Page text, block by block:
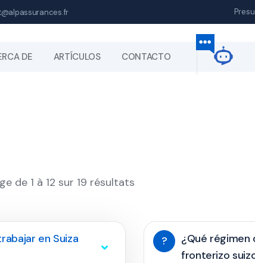
DE ARTÍCULOS CONTACTO
de 1 à 12 sur 19 résultats
en Suiza
?
¿Qué régimen
fronterizo